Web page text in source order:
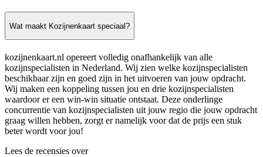
Wat maakt Kozijnenkaart speciaal?
kozijnenkaart.nl opereert volledig onafhankelijk van alle
kozijnspecialisten in Nederland. Wij zien welke kozijnspecialisten
beschikbaar zijn en goed zijn in het uitvoeren van jouw opdracht.
Wij maken een koppeling tussen jou en drie kozijnspecialisten
waardoor er een win-win situatie ontstaat. Deze onderlinge
concurrentie van kozijnspecialisten uit jouw regio die jouw opdracht
graag willen hebben, zorgt er namelijk voor dat de prijs een stuk
beter wordt voor jou!
Lees de recensies over